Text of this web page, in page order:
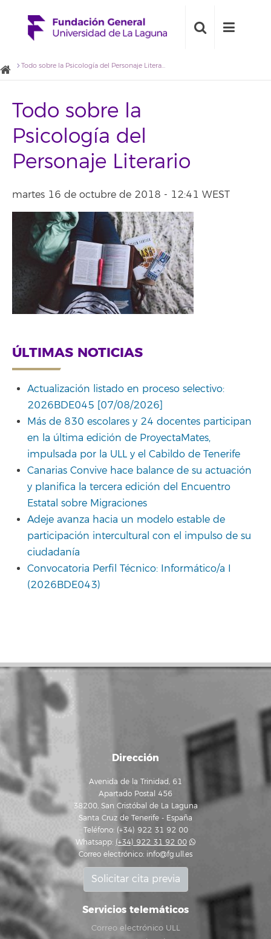
Todo sobre la Psicología del Personaje Literario
Todo sobre la
Psicología del
Personaje Literario
martes 16 de octubre de 2018 - 12:41 WEST
ÚLTIMAS NOTICIAS
Actualización listado en proceso selectivo:
2026BDE045 [07/08/2026]
Más de 830 escolares y 24 docentes participan
en la última edición de ProyectaMates,
impulsada por la ULL y el Cabildo de Tenerife
Canarias Convive hace balance de su actuación
y planifica la tercera edición del Encuentro
Estatal sobre Migraciones
Adeje avanza hacia un modelo estable de
participación intercultural con el impulso de su
ciudadanía
Convocatoria Perfil Técnico: Informático/a I
(2026BDE043)
Dirección
Avenida de la Trinidad, 61
Apartado Postal 456
38200, San Cristóbal de La Laguna
Santa Cruz de Tenerife - España
Teléfono: (+34) 922 31 92 00
Whatsapp: (+34) 922 31 92 00
Correo electrónico: info@fg.ull.es
Solicitar cita previa
Servicios telemáticos
Correo electrónico ULL